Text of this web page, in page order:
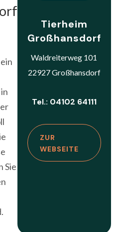
Sie
Tierheim
Großhansdorf
Waldreiterweg 101
22927 Großhansdorf
Tel.: 04102 64111
ZUR
WEBSEITE